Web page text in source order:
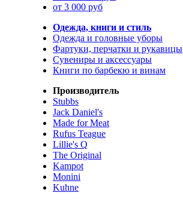
от 3 000 руб
Одежда, книги и стиль
Одежда и головные уборы
Фартуки, перчатки и рукавицы
Сувениры и аксессуары
Книги по барбекю и винам
Производитель
Stubbs
Jack Daniel's
Made for Meat
Rufus Teague
Lillie's Q
The Original
Kampot
Monini
Kuhne